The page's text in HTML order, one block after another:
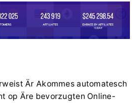
Är Akommes automatesch
op Äre bevorzugten Online-